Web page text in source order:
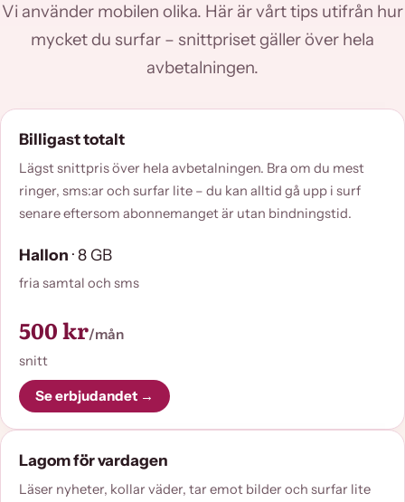
Vi använder mobilen olika. Här är vårt tips utifrån hur
mycket du surfar – snittpriset gäller över hela
avbetalningen.
Billigast totalt
Lägst snittpris över hela avbetalningen. Bra om du mest
ringer, sms:ar och surfar lite – du kan alltid gå upp i surf
senare eftersom abonnemanget är utan bindningstid.
Hallon · 8 GB
fria samtal och sms
500 kr/mån
snitt
Se erbjudandet →
Lagom för vardagen
Läser nyheter, kollar väder, tar emot bilder och surfar lite